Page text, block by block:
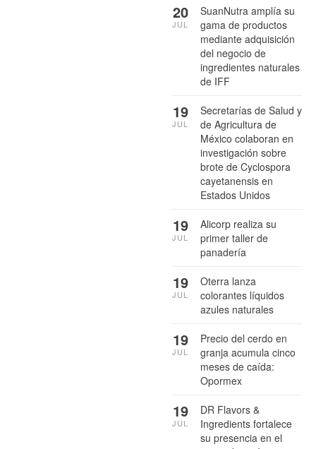
SuanNutra amplía su
gama de productos
mediante adquisición
del negocio de
ingredientes naturales
de IFF
20
JUL
Secretarías de Salud y
de Agricultura de
México colaboran en
investigación sobre
brote de Cyclospora
cayetanensis en
Estados Unidos
19
JUL
Alicorp realiza su
primer taller de
panadería
19
JUL
Oterra lanza
colorantes líquidos
azules naturales
19
JUL
Precio del cerdo en
granja acumula cinco
meses de caída:
Opormex
19
JUL
DR Flavors &
Ingredients fortalece
su presencia en el
19
JUL